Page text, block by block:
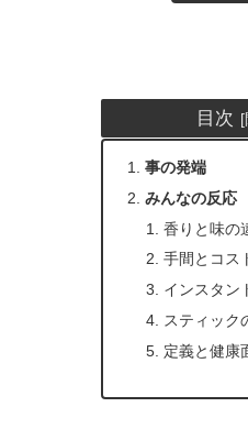
目次
事の発端
みんなの反応
香りと味の
手間とコス
インスタン
スティック
定義と健康